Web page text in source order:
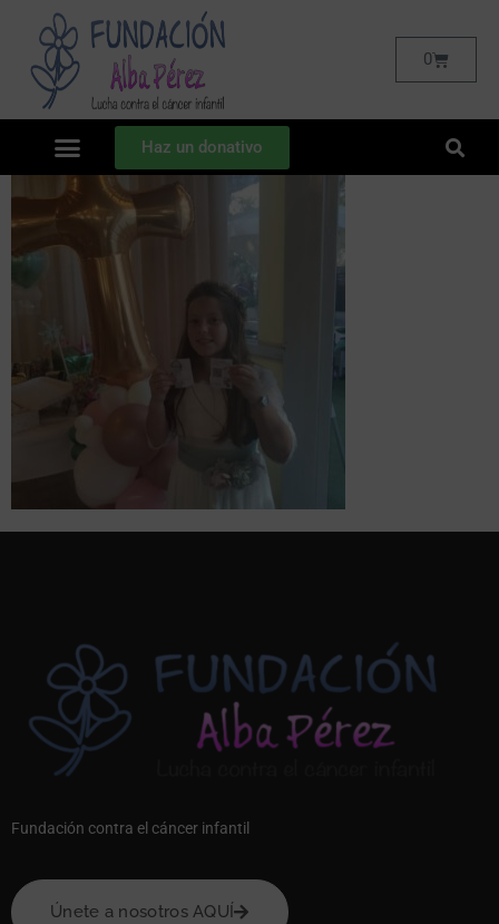
0
Haz un donativo
Fundación contra el cáncer infantil
Únete a nosotros AQUÍ